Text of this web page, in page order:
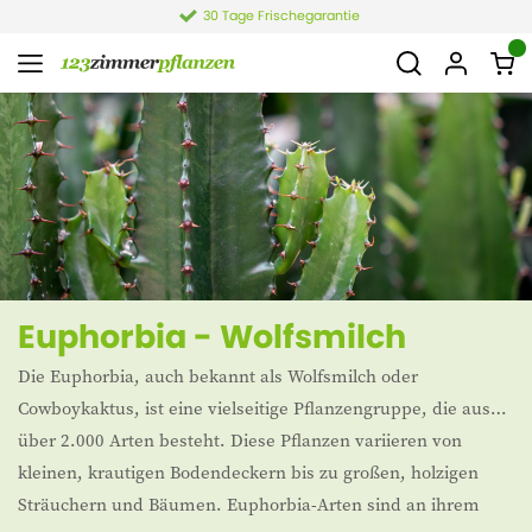
30 Tage Frischegarantie
Euphorbia - Wolfsmilch
Die Euphorbia, auch bekannt als Wolfsmilch oder
Cowboykaktus, ist eine vielseitige Pflanzengruppe, die aus
über 2.000 Arten besteht. Diese Pflanzen variieren von
kleinen, krautigen Bodendeckern bis zu großen, holzigen
Sträuchern und Bäumen. Euphorbia-Arten sind an ihrem